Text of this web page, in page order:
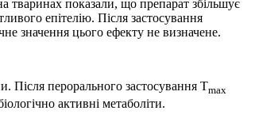
тваринах показали, що препарат збільшує
епітелію. Після застосування
значення цього ефекту не визначене.
Після перорального застосування Тmax
активні метаболіти.